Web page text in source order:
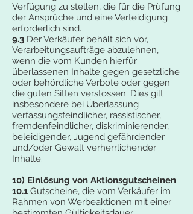
Verfügung zu stellen, die für die Prüfung
der Ansprüche und eine Verteidigung
erforderlich sind.
9.3 Der Verkäufer behält sich vor,
Verarbeitungsaufträge abzulehnen,
wenn die vom Kunden hierfür
überlassenen Inhalte gegen gesetzliche
oder behördliche Verbote oder gegen
die guten Sitten verstossen. Dies gilt
insbesondere bei Überlassung
verfassungsfeindlicher, rassistischer,
fremdenfeindlicher, diskriminierender,
beleidigender, Jugend gefährdender
und/oder Gewalt verherrlichender
Inhalte.
10) Einlösung von Aktionsgutscheinen
10.1 Gutscheine, die vom Verkäufer im
Rahmen von Werbeaktionen mit einer